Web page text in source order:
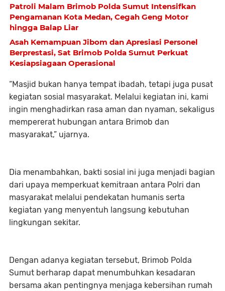
Patroli Malam Brimob Polda Sumut Intensifkan
Pengamanan Kota Medan, Cegah Geng Motor
hingga Balap Liar
Asah Kemampuan Jibom dan Apresiasi Personel
Berprestasi, Sat Brimob Polda Sumut Perkuat
Kesiapsiagaan Operasional
“Masjid bukan hanya tempat ibadah, tetapi juga pusat
kegiatan sosial masyarakat. Melalui kegiatan ini, kami
ingin menghadirkan rasa aman dan nyaman, sekaligus
mempererat hubungan antara Brimob dan
masyarakat,” ujarnya.
Dia menambahkan, bakti sosial ini juga menjadi bagian
dari upaya memperkuat kemitraan antara Polri dan
masyarakat melalui pendekatan humanis serta
kegiatan yang menyentuh langsung kebutuhan
lingkungan sekitar.
Dengan adanya kegiatan tersebut, Brimob Polda
Sumut berharap dapat menumbuhkan kesadaran
bersama akan pentingnya menjaga kebersihan rumah